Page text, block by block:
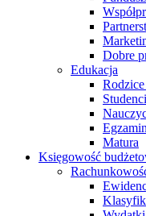
Dobre
Edukacja
Studenci
Matura
Księgowość